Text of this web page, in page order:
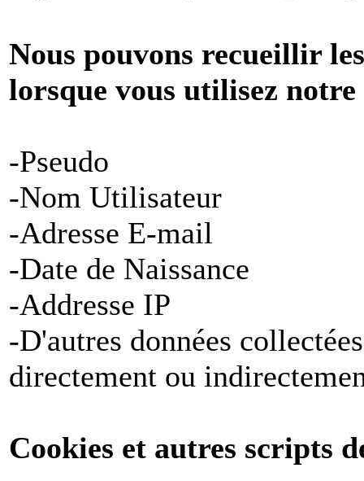
Nous pouvons recueillir
lorsque vous utilisez notre
-Pseudo
-Nom Utilisateur
-Adresse E-mail
-Date de Naissance
-Addresse IP
-D'autres données
directement ou
Cookies et autres scripts